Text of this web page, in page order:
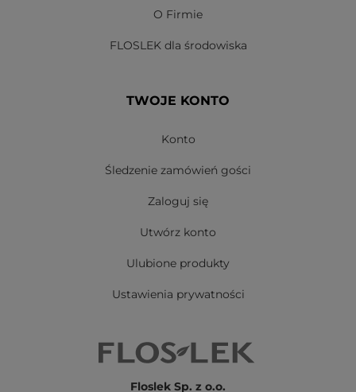
O Firmie
FLOSLEK dla środowiska
TWOJE KONTO
Konto
Śledzenie zamówień gości
Zaloguj się
Utwórz konto
Ulubione produkty
Ustawienia prywatności
Floslek Sp. z o.o.